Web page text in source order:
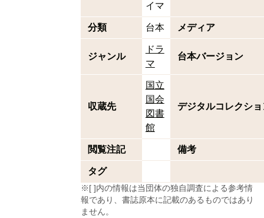
イマ
分類 台本 メディア
ジャンル
ドラ
マ
台本バージョン
収蔵先
国立
国会
図書
館
デジタルコレクショ
閲覧注記 備考
タグ
※[ ]内の情報は当団体の独自調査による参考情
報であり、書誌原本に記載のあるものではあり
ません。